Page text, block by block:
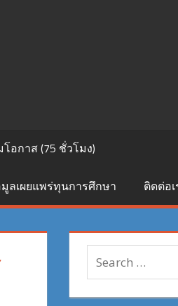
อกาส (75 ชั่วโมง)
ลเผยแพร่ทุนการศึกษา ติดต่อเ
Search
for: